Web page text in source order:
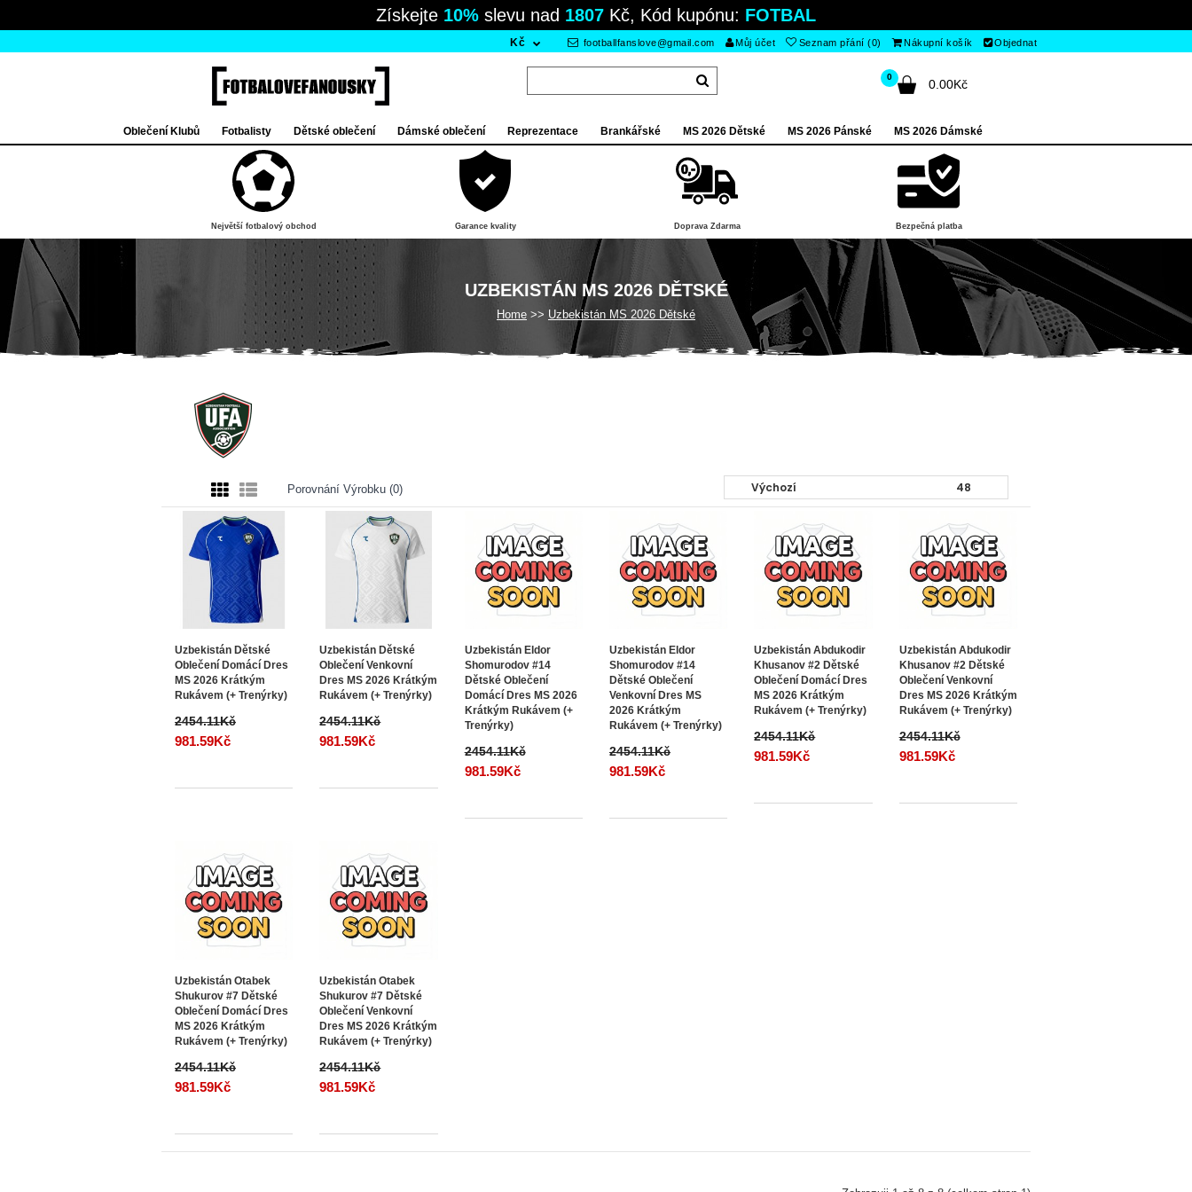
Získejte 10% slevu nad 1807 Kč, Kód kupónu: FOTBAL
Kč footballfanslove@gmail.com Můj účet Seznam přání (0) Nákupní košík Objednat
0
0.00Kč
Oblečení Klubů Fotbalisty Dětské oblečení Dámské oblečení Reprezentace Brankářské MS 2026 Dětské MS 2026 Pánské MS 2026 Dámské
Největší fotbalový obchod Garance kvality Doprava Zdarma Bezpečná platba
UZBEKISTÁN MS 2026 DĚTSKÉ
Home Uzbekistán MS 2026 Dětské
Porovnání Výrobku (0)
Uzbekistán Dětské
Oblečení Domácí Dres
MS 2026 Krátkým
Rukávem (+ Trenýrky)
2454.11Kč
981.59Kč
Uzbekistán Dětské
Oblečení Venkovní
Dres MS 2026 Krátkým
Rukávem (+ Trenýrky)
2454.11Kč
981.59Kč
Uzbekistán Eldor
Shomurodov #14
Dětské Oblečení
Domácí Dres MS 2026
Krátkým Rukávem (+
Trenýrky)
2454.11Kč
981.59Kč
Uzbekistán Eldor
Shomurodov #14
Dětské Oblečení
Venkovní Dres MS
2026 Krátkým
Rukávem (+ Trenýrky)
2454.11Kč
981.59Kč
Uzbekistán Abdukodir
Khusanov #2 Dětské
Oblečení Domácí Dres
MS 2026 Krátkým
Rukávem (+ Trenýrky)
2454.11Kč
981.59Kč
Uzbekistán Abdukodir
Khusanov #2 Dětské
Oblečení Venkovní
Dres MS 2026 Krátkým
Rukávem (+ Trenýrky)
2454.11Kč
981.59Kč
Uzbekistán Otabek
Shukurov #7 Dětské
Oblečení Domácí Dres
MS 2026 Krátkým
Rukávem (+ Trenýrky)
2454.11Kč
981.59Kč
Uzbekistán Otabek
Shukurov #7 Dětské
Oblečení Venkovní
Dres MS 2026 Krátkým
Rukávem (+ Trenýrky)
2454.11Kč
981.59Kč